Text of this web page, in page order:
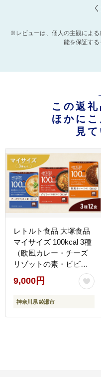
※レビューは、個人の主観によ
能を保証する
この返
ほかに
見
レトルト食品 大塚食品
マイサイズ 100kcal 3種
（欧風カレー・チーズ
リゾットの素・ビビン
バの素）×各4個 インス
タント 牛肉 スパイス 風
味豊 濃厚 コチュジャン
川県
9,000円
神奈川県 綾瀬市